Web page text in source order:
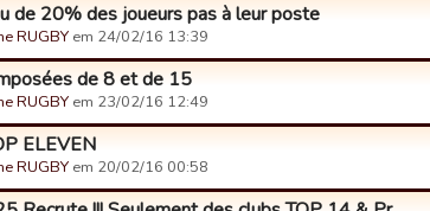
de 20% des joueurs pas à leur poste
RUGBY em 24/02/16 13:39
de 8 et de 15
RUGBY em 23/02/16 12:49
ELEVEN
RUGBY em 20/02/16 00:58